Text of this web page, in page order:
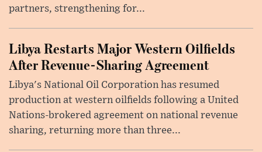
partners, strengthening for...
Libya Restarts Major Western Oilfields
After Revenue-Sharing Agreement
Libya's National Oil Corporation has resumed
production at western oilfields following a United
Nations-brokered agreement on national revenue
sharing, returning more than three...